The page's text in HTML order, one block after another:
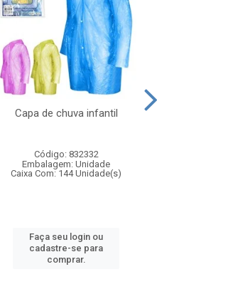
Capa de chuva infantil
Código: 832332
Embalagem: Unidade
Caixa Com: 144 Unidade(s)
Faça seu login ou
cadastre-se para
comprar.